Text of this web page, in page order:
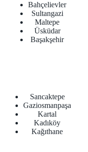
Bahçelievler
Sultangazi
Maltepe
Üsküdar
Başakşehir
Sancaktepe
Gaziosmanpaşa
Kartal
Kadıköy
Kağıthane